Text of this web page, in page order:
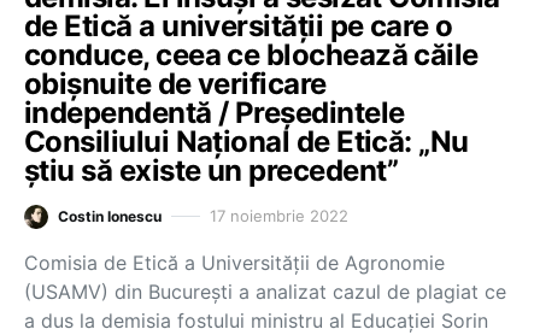
de Etică a universității pe care o
conduce, ceea ce blochează căile
obișnuite de verificare
independentă / Președintele
Consiliului Național de Etică: „Nu
știu să existe un precedent”
Costin Ionescu 17 noiembrie 2022
Comisia de Etică a Universității de Agronomie
(USAMV) din București a analizat cazul de plagiat ce
a dus la demisia fostului ministru al Educației Sorin